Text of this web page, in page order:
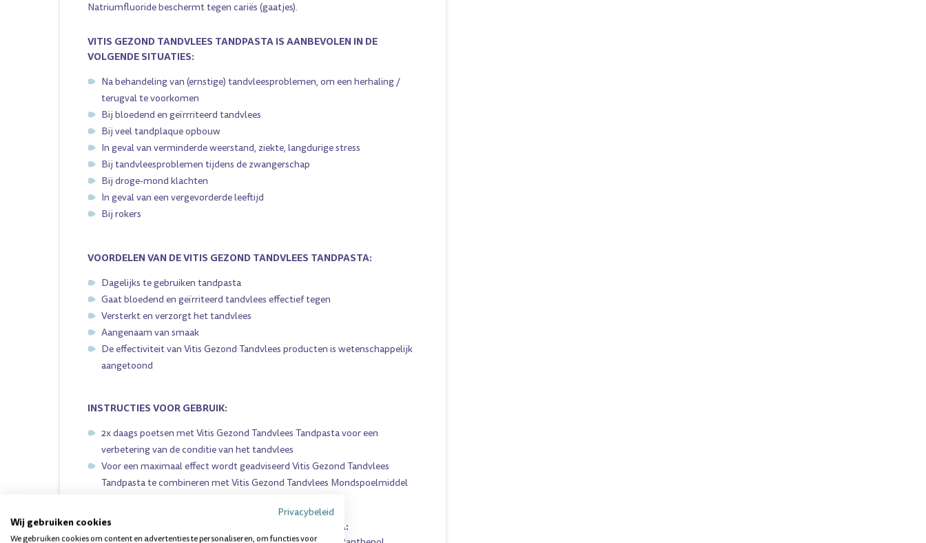
Natriumfluoride beschermt tegen cariës (gaatjes).
VITIS GEZOND TANDVLEES TANDPASTA IS AANBEVOLEN IN DE
VOLGENDE SITUATIES:
Na behandeling van (ernstige) tandvleesproblemen, om een herhaling /
terugval te voorkomen
Bij bloedend en geïrrriteerd tandvlees
Bij veel tandplaque opbouw
In geval van verminderde weerstand, ziekte, langdurige stress
Bij tandvleesproblemen tijdens de zwangerschap
Bij droge-mond klachten
In geval van een vergevorderde leeftijd
Bij rokers
VOORDELEN VAN DE VITIS GEZOND TANDVLEES TANDPASTA:
Dagelijks te gebruiken tandpasta
Gaat bloedend en geïrriteerd tandvlees effectief tegen
Versterkt en verzorgt het tandvlees
Aangenaam van smaak
De effectiviteit van Vitis Gezond Tandvlees producten is wetenschappelijk
aangetoond
INSTRUCTIES VOOR GEBRUIK:
2x daags poetsen met Vitis Gezond Tandvlees Tandpasta voor een
verbetering van de conditie van het tandvlees
Voor een maximaal effect wordt geadviseerd Vitis Gezond Tandvlees
Tandpasta te combineren metVitis Gezond Tandvlees Mondspoelmiddel
INGREDIËNTEN VITIS GEZOND TANDVLEES TANDPASTA:
Privacybeleid
Wij gebruiken cookies
We gebruiken cookies om content en advertenties te personaliseren, om functies voor